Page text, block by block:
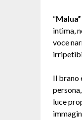
“Malua”
intima,
voce
Il brano
luce